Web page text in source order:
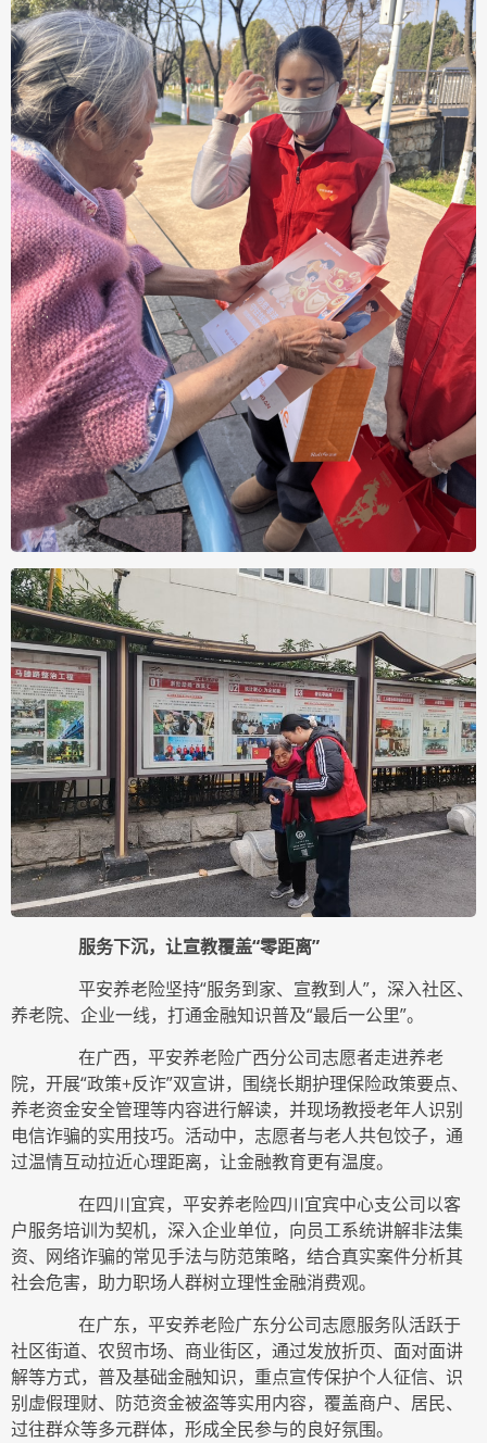
服务下沉，让宣教覆盖“零距离”
平安养老险坚持“服务到家、宣教到人”，深入社区、
养老院、企业一线，打通金融知识普及“最后一公里”。
在广西，平安养老险广西分公司志愿者走进养老
院，开展“政策+反诈”双宣讲，围绕长期护理保险政策要点、
养老资金安全管理等内容进行解读，并现场教授老年人识别
电信诈骗的实用技巧。活动中，志愿者与老人共包饺子，通
过温情互动拉近心理距离，让金融教育更有温度。
在四川宜宾，平安养老险四川宜宾中心支公司以客
户服务培训为契机，深入企业单位，向员工系统讲解非法集
资、网络诈骗的常见手法与防范策略，结合真实案件分析其
社会危害，助力职场人群树立理性金融消费观。
在广东，平安养老险广东分公司志愿服务队活跃于
社区街道、农贸市场、商业街区，通过发放折页、面对面讲
解等方式，普及基础金融知识，重点宣传保护个人征信、识
别虚假理财、防范资金被盗等实用内容，覆盖商户、居民、
过往群众等多元群体，形成全民参与的良好氛围。